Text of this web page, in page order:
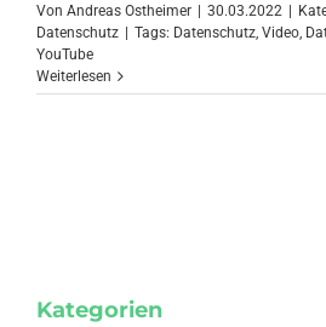
Von Andreas Ostheimer | 30.03.2022 |
Datenschutz | Tags: Datenschutz, Video,
YouTube
Weiterlesen
Kategorien